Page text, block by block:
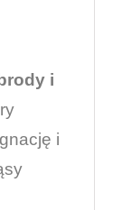
i
i